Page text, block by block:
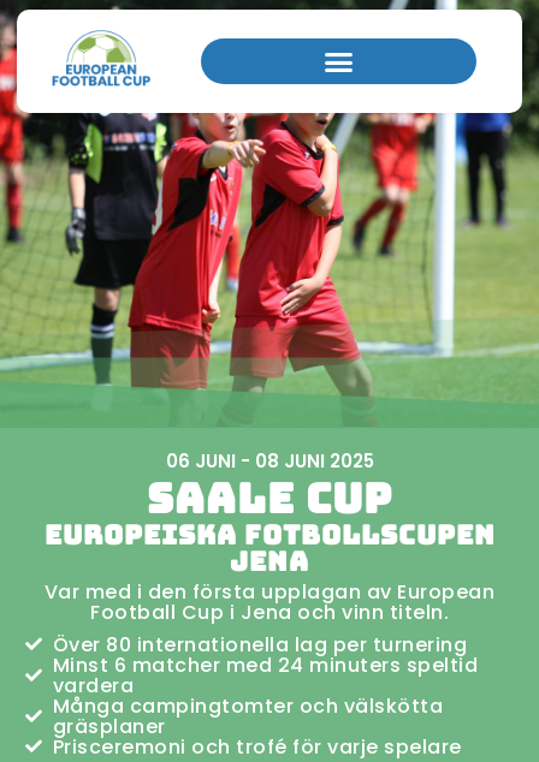
Hemsida / Saale Cup - Europeiska fotbollscupen Jena
06 JUNI - 08 JUNI 2025
Saale Cup
Europeiska fotbollscupen
Jena
Var med i den första upplagan av European
Football Cup i Jena och vinn titeln.
Över 80 internationella lag per turnering
Minst 6 matcher med 24 minuters speltid
vardera
Många campingtomter och välskötta
gräsplaner
Prisceremoni och trofé för varje spelare